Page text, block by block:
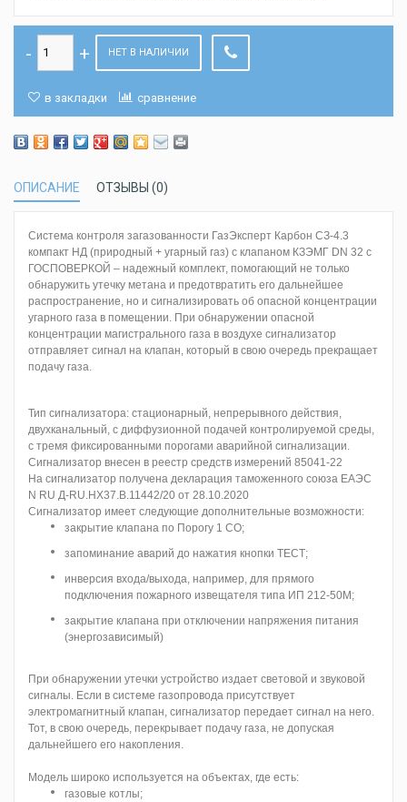
НЕТ В НАЛИЧИИ
в закладки сравнение
ОПИСАНИЕ ОТЗЫВЫ (0)
Система контроля загазованности ГазЭксперт Карбон СЗ-4.3
компакт НД (природный + угарный газ) с клапаном КЗЭМГ DN 32 с
ГОСПОВЕРКОЙ – надежный комплект, помогающий не только
обнаружить утечку метана и предотвратить его дальнейшее
распространение, но и сигнализировать об опасной концентрации
угарного газа в помещении. При обнаружении опасной
концентрации магистрального газа в воздухе сигнализатор
отправляет сигнал на клапан, который в свою очередь прекращает
подачу газа.
Тип сигнализатора: стационарный, непрерывного действия,
двухканальный, с диффузионной подачей контролируемой среды,
с тремя фиксированными порогами аварийной сигнализации.
Сигнализатор внесен в реестр средств измерений 85041-22
На сигнализатор получена декларация таможенного союза ЕАЭС
N RU Д-RU.НХ37.В.11442/20 от 28.10.2020
Сигнализатор имеет следующие дополнительные возможности:
закрытие клапана по Порогу 1 СО;
запоминание аварий до нажатия кнопки ТЕСТ;
инверсия входа/выхода, например, для прямого
подключения пожарного извещателя типа ИП 212-50М;
закрытие клапана при отключении напряжения питания
(энергозависимый)
При обнаружении утечки устройство издает световой и звуковой
сигналы. Если в системе газопровода присутствует
электромагнитный клапан, сигнализатор передает сигнал на него.
Тот, в свою очередь, перекрывает подачу газа, не допуская
дальнейшего его накопления.
Модель широко используется на объектах, где есть:
газовые котлы;